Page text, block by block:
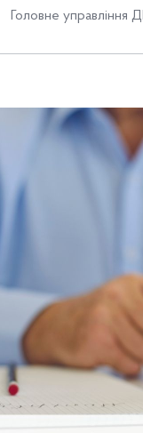
Головне управління